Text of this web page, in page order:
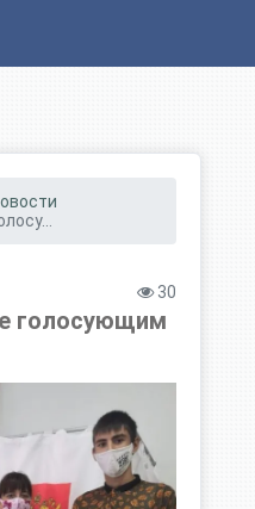
30
голосующим